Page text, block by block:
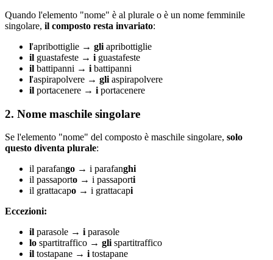
Quando l'elemento "nome" è al plurale o è un nome femminile
singolare, il composto resta invariato:
l'apribottiglie → gli apribottiglie
il guastafeste → i guastafeste
il battipanni → i battipanni
l'aspirapolvere → gli aspirapolvere
il portacenere → i portacenere
2. Nome maschile singolare
Se l'elemento "nome" del composto è maschile singolare, solo
questo diventa plurale:
il parafango → i parafanghi
il passaporto → i passaporti
il grattacapo → i grattacapi
Eccezioni:
il parasole → i parasole
lo spartitraffico → gli spartitraffico
il tostapane → i tostapane